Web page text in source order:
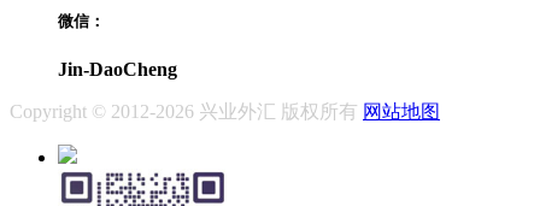
微信：
Jin-DaoCheng
Copyright © 2012-2026 兴业外汇 版权所有 网站地图